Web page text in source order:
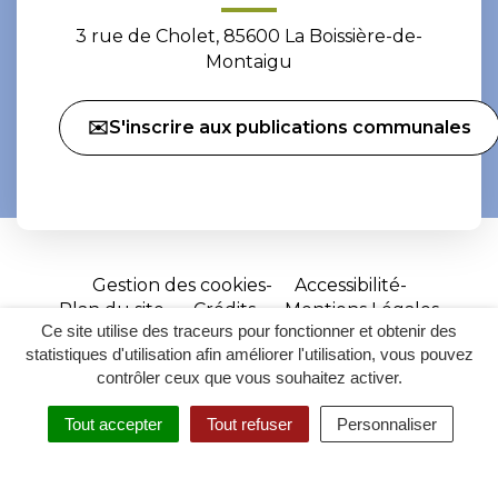
Ce site utilise des traceurs pour fonctionner et obtenir des
statistiques d'utilisation afin améliorer l'utilisation, vous pouvez
contrôler ceux que vous souhaitez activer.
Tout accepter Tout refuser Personnaliser
RECHERCHER
ACCESSIBILITÉ
3 rue de Cholet, 85600 La Boissière-de-
Montaigu
✉️S'inscrire aux publications communales
Gestion des cookies
Accessibilité
Plan du site
Crédits
Mentions Légales
Site
réalisé
par
Inovagora